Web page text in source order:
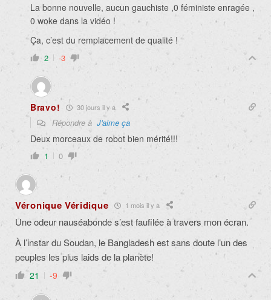
La bonne nouvelle, aucun gauchiste ,0 féministe enragée ,
0 woke dans la vidéo !
Ça, c’est du remplacement de qualité !
2 -3
Bravo! 30 jours il y a
Répondre à J'aime ça
Deux morceaux de robot bien mérité!!!
1 0
Véronique Véridique 1 mois il y a
Une odeur nauséabonde s’est faufilée à travers mon écran.
À l’instar du Soudan, le Bangladesh est sans doute l’un des
peuples les plus laids de la planète!
21 -9